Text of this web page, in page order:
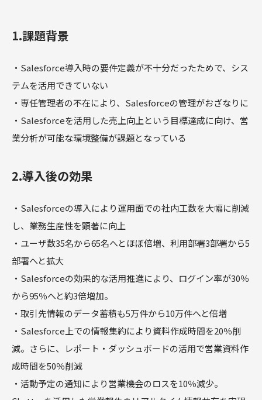
1.課題背景
・Salesforce導入時の要件定義が不十分だったためで、シス
テムを活用できていない
・専任管理者の不在により、Salesforceの管理がおざなりに
・Salesforceを活用した売上向上という目標達成に向け、営
業分析が可能な環境整備が課題となっている
2.導入後の効果
・Salesforceの導入により運用面での社内工数を大幅に削減
し、業務生産性を顕著に向上
・ユーザ数35名から65名へとほぼ倍増、利用部署3部署から5
部署へと拡大
・Salesforceの効果的な活用推進により、ログイン率が30％
から95％へと約3倍増加。
・取引先情報のデータ蓄積も5万件から10万件へと倍増
・Salesforce上での情報集約により資料作成時間を20％削
減。さらに、レポート・ダッシュボードの活用で営業資料作
成時間を50％削減
・活動予定の通知により営業機会のロスを10％減少。